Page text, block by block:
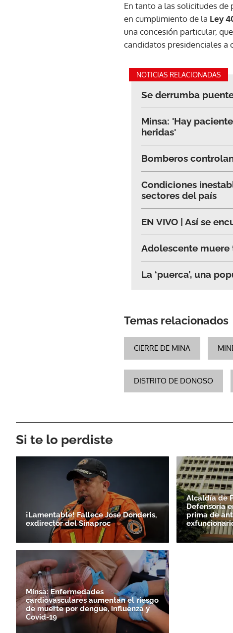
En tanto a las solicitudes de
en cumplimiento de la Ley
una concesión particular,
candidatos presidenciales a
NOTICIAS RELACIONADAS
Se derrumba
Minsa: 'Hay
heridas'
Bomberos
Condiciones
sectores del país
EN VIVO | Así se
Adolescente muere
La ‘puerca’, una
Temas relacionados
CIERRE DE MINA
DISTRITO DE DONOSO
Si te lo perdiste
¡Lamentable! Fallece José Donderis,
exdirector del Sinaproc
Alcaldía de
Defensoría
prima de
Minsa: Enfermedades
cardiovasculares aumentan el riesgo
de muerte por dengue, influenza y
Covid-19